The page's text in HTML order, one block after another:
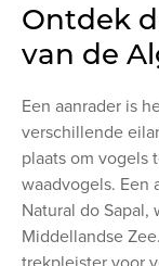
Ontdek
van de
Een aanrader is
verschillende
plaats om vogels
waadvogels. Een
Natural do Sapal,
Middellandse